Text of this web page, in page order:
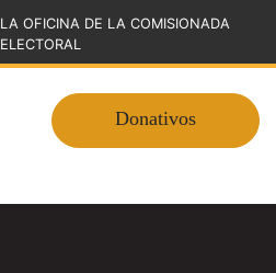
LA OFICINA DE LA COMISIONADA
ELECTORAL
Donativos